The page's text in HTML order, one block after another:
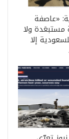
«عاصفة
مستبعَدة ولا
إلا